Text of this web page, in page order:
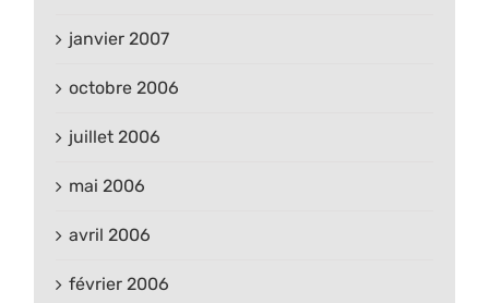
janvier 2007
octobre 2006
juillet 2006
mai 2006
avril 2006
février 2006